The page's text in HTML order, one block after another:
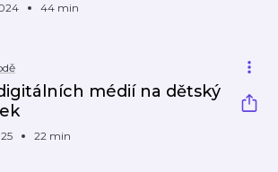
44 min
médií na dětský
22 min